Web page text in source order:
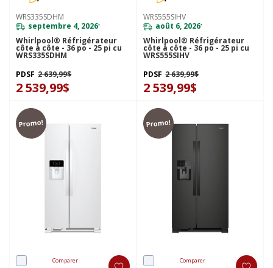
WRS335SDHM
septembre 4, 2026*
Whirlpool® Réfrigérateur
côte à côte - 36 po - 25 pi cu
WRS335SDHM
PDSF 2 639,99$
2 539,99$
WRS555SIHV
août 6, 2026*
Whirlpool® Réfrigérateur
côte à côte - 36 po - 25 pi cu
WRS555SIHV
PDSF 2 639,99$
2 539,99$
Promo!
Comparer
Promo!
Comparer